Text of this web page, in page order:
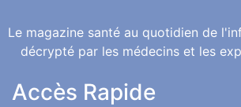
Le magazine santé au quotidien de
décrypté par les médecins et les
Accès Rapide